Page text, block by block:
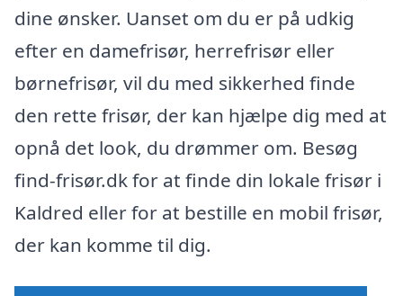
dine ønsker. Uanset om du er på udkig
efter en damefrisør, herrefrisør eller
børnefrisør, vil du med sikkerhed finde
den rette frisør, der kan hjælpe dig med at
opnå det look, du drømmer om. Besøg
find-frisør.dk for at finde din lokale frisør i
Kaldred eller for at bestille en mobil frisør,
der kan komme til dig.